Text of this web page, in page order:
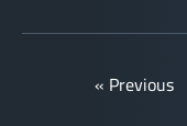
« Previous